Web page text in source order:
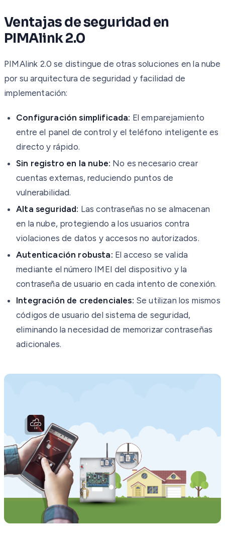
Ventajas de seguridad en
PIMAlink 2.0
PIMAlink 2.0 se distingue de otras soluciones en la nube
por su arquitectura de seguridad y facilidad de
implementación:
Configuración simplificada: El emparejamiento
entre el panel de control y el teléfono inteligente es
directo y rápido.
Sin registro en la nube: No es necesario crear
cuentas externas, reduciendo puntos de
vulnerabilidad.
Alta seguridad: Las contraseñas no se almacenan
en la nube, protegiendo a los usuarios contra
violaciones de datos y accesos no autorizados.
Autenticación robusta: El acceso se valida
mediante el número IMEI del dispositivo y la
contraseña de usuario en cada intento de conexión.
Integración de credenciales: Se utilizan los mismos
códigos de usuario del sistema de seguridad,
eliminando la necesidad de memorizar contraseñas
adicionales.